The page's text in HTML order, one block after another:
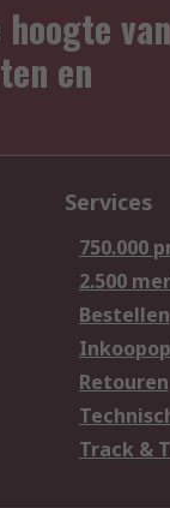
van
en
Services
750.000
2.500
Bestellen
Retouren
Track &